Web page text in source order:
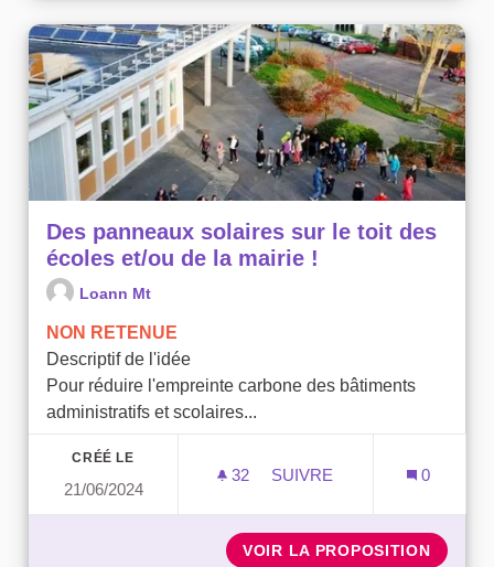
Des panneaux solaires sur le toit des
écoles et/ou de la mairie !
Loann Mt
NON RETENUE
Descriptif de l'idée
Pour réduire l'empreinte carbone des bâtiments
administratifs et scolaires...
CRÉÉ LE
21/06/2024
32 32 ABONNÉS
SUIVRE
0
VOIR LA PROPOSITION DES